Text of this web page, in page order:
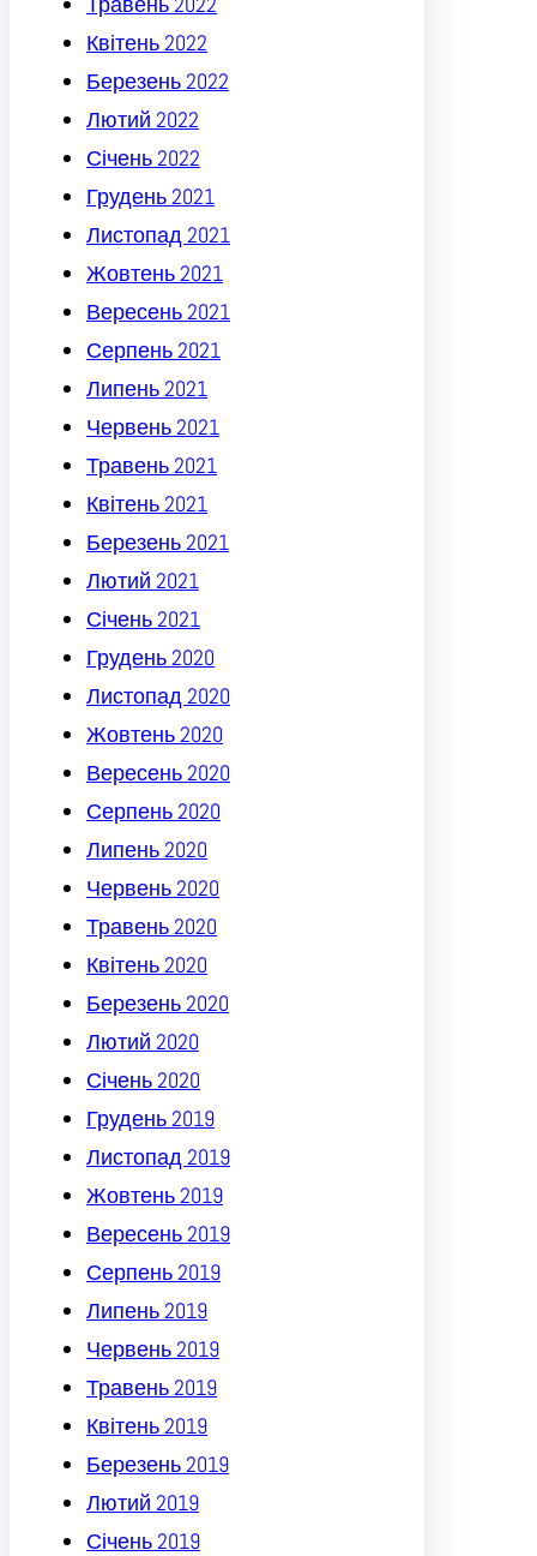
Квітень 2022
Березень 2022
Лютий 2022
Січень 2022
Грудень 2021
Листопад 2021
Жовтень 2021
Вересень 2021
Серпень 2021
Липень 2021
Червень 2021
Травень 2021
Квітень 2021
Березень 2021
Лютий 2021
Січень 2021
Грудень 2020
Листопад 2020
Жовтень 2020
Вересень 2020
Серпень 2020
Липень 2020
Червень 2020
Травень 2020
Квітень 2020
Березень 2020
Лютий 2020
Січень 2020
Грудень 2019
Листопад 2019
Жовтень 2019
Вересень 2019
Серпень 2019
Липень 2019
Червень 2019
Травень 2019
Квітень 2019
Березень 2019
Лютий 2019
Січень 2019